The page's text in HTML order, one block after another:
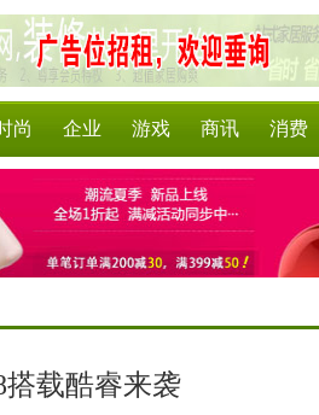
尚 企业 游戏 商讯 消费
搭载酷睿来袭